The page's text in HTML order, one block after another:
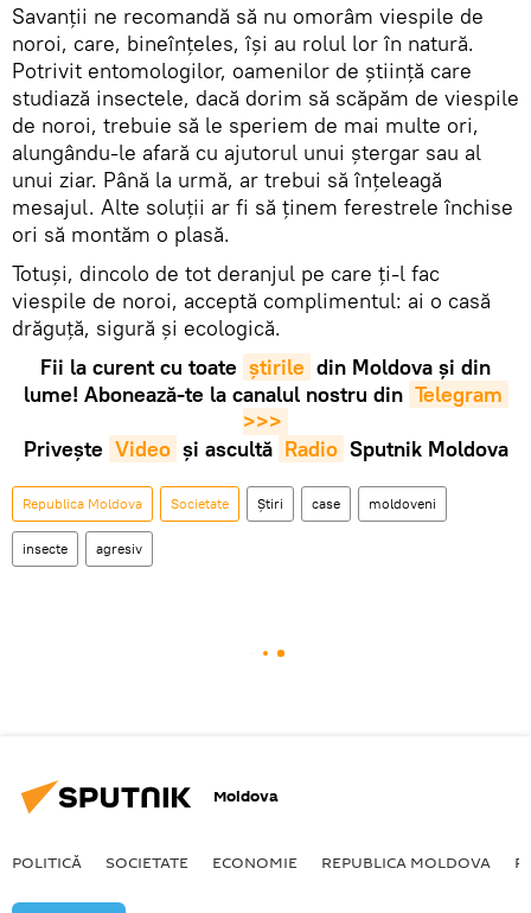
Savanții ne recomandă să nu omorâm viespile de
noroi, care, bineînțeles, își au rolul lor în natură.
Potrivit entomologilor, oamenilor de știință care
studiază insectele, dacă dorim să scăpăm de viespile
de noroi, trebuie să le speriem de mai multe ori,
alungându-le afară cu ajutorul unui ștergar sau al
unui ziar. Până la urmă, ar trebui să înțeleagă
mesajul. Alte soluții ar fi să ținem ferestrele închise
ori să montăm o plasă.
Totuși, dincolo de tot deranjul pe care ți-l fac
viespile de noroi, acceptă complimentul: ai o casă
drăguță, sigură și ecologică.
Fii la curent cu toate știrile din Moldova și din
lume! Abonează-te la canalul nostru din Telegram
>>>
Privește Video și ascultă Radio Sputnik Moldova
Republica Moldova Societate Știri case moldoveni
insecte agresiv
Moldova
POLITICĂ SOCIETATE ECONOMIE REPUBLICA MOLDOVA